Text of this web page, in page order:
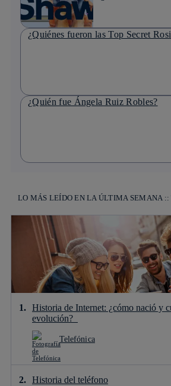
¿Quiénes fueron las Top Secret
¿Quién fue Ángela Ruiz Robles?
LO MÁS LEÍDO EN LA ÚLTIMA SEMANA ::
Historia de Internet: ¿cómo nació y
evolución?
Telefónica
Historia del teléfono